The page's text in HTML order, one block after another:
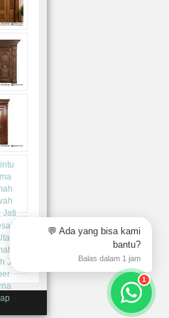
💬 Ada yang bisa kami
bantu?
Balas dalam 1 jam
1